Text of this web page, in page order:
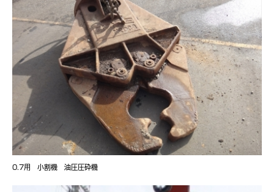
0.7用 小割機 油圧圧砕機